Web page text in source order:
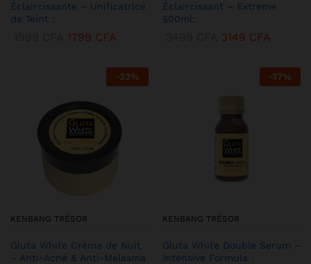
Éclaircissante – Unificatrice
de Teint :
1799 CFA
Éclaircissant – Extreme
500ml:
3149 CFA
-23%
KENBANG TRÉSOR
Gluta White Crème de Nuit
– Anti-Acné & Anti-Mélasma
-17%
KENBANG TRÉSOR
Gluta White Double Serum –
Intensive Formula :